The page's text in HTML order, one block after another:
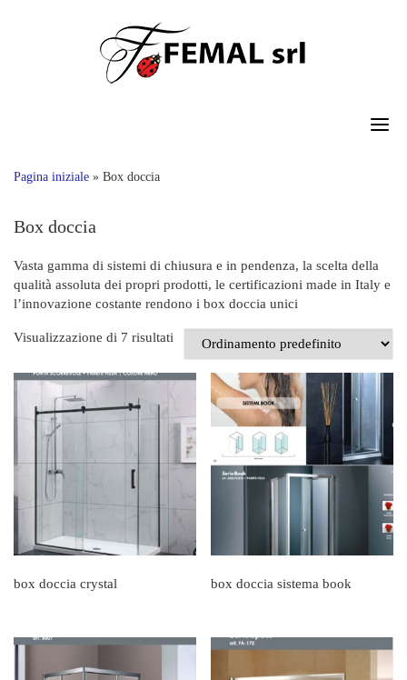
Pagina iniziale » Box doccia
Box doccia
Vasta gamma di sistemi di chiusura e in pendenza, la scelta della
qualità assoluta dei propri prodotti, le certificazioni made in Italy e
l’innovazione costante rendono i box doccia unici
Visualizzazione di 7 risultati
box doccia crystal box doccia sistema book